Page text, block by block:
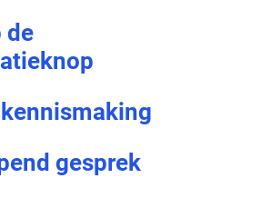
de
gesprek